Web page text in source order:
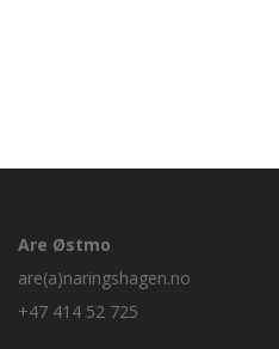
Are Østmo
are(a)naringshagen.no
+47 414 52 725